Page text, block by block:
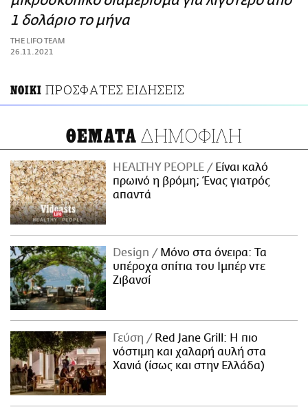
ΑΜΠΑ
PRINT
1 δολάριο το μήνα
THE LIFO TEAM
26.11.2021
ΝΟΙΚΙ ΠΡΟΣΦΑΤΕΣ ΕΙΔΗΣΕΙΣ
ΘΕΜΑΤΑ ΔΗΜΟΦΙΛΗ
HEALTHY PEOPLE
Είναι καλό
πρωινό η βρόμη; Ένας γιατρός
απαντά
Design
Μόνο στα όνειρα: Τα
υπέροχα σπίτια του Ιμπέρ ντε
Ζιβανσί
Γεύση
Red Jane Grill: Η πιο
νόστιμη και χαλαρή αυλή στα
Χανιά (ίσως και στην Ελλάδα)